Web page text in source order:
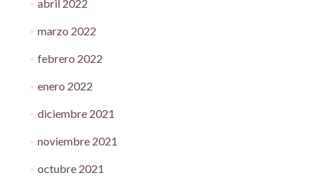
abril 2022
marzo 2022
febrero 2022
enero 2022
diciembre 2021
noviembre 2021
octubre 2021